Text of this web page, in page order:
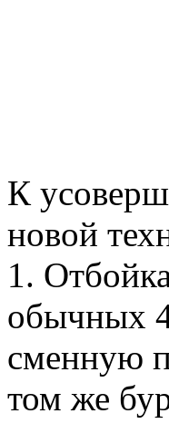
К
новой
1.
обычных
сменную
том же